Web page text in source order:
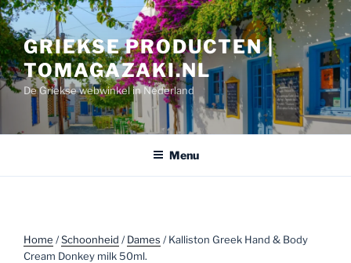
Ga
naar
de
inhoud
GRIEKSE PRODUCTEN |
TOMAGAZAKI.NL
De Griekse webwinkel in Nederland
Menu
Home /Schoonheid /Dames / Kalliston Greek Hand & Body
Cream Donkey milk 50ml.